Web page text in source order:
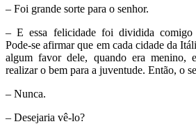
– Foi grande sorte para o senhor.
– E essa felicidade foi dividida comigo
Pode-se afirmar que em cada cidade da
algum favor dele, quando era menino,
realizar o bem para a juventude. Então, o
– Nunca.
– Desejaria vê-lo?